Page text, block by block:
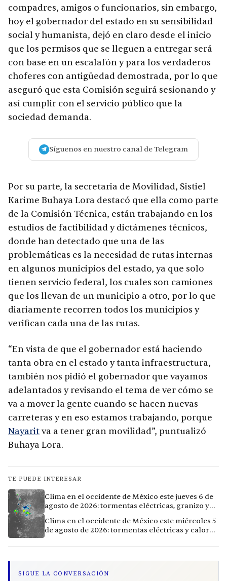
compadres, amigos o funcionarios, sin embargo,
hoy el gobernador del estado en su sensibilidad
social y humanista, dejó en claro desde el inicio
que los permisos que se lleguen a entregar será
con base en un escalafón y para los verdaderos
choferes con antigüedad demostrada, por lo que
aseguró que esta Comisión seguirá sesionando y
así cumplir con el servicio público que la
sociedad demanda.
Síguenos en nuestro canal de Telegram
Por su parte, la secretaria de Movilidad, Sistiel
Karime Buhaya Lora destacó que ella como parte
de la Comisión Técnica, están trabajando en los
estudios de factibilidad y dictámenes técnicos,
donde han detectado que una de las
problemáticas es la necesidad de rutas internas
en algunos municipios del estado, ya que solo
tienen servicio federal, los cuales son camiones
que los llevan de un municipio a otro, por lo que
diariamente recorren todos los municipios y
verifican cada una de las rutas.
“En vista de que el gobernador está haciendo
tanta obra en el estado y tanta infraestructura,
también nos pidió el gobernador que vayamos
adelantados y revisando el tema de ver cómo se
va a mover la gente cuando se hacen nuevas
carreteras y en eso estamos trabajando, porque
Nayaritva a tener gran movilidad”, puntualizó
Buhaya Lora.
TE PUEDE INTERESAR
Clima en el occidente de México este jueves 6 de
agosto de 2026: tormentas eléctricas, granizo y
Clima en el occidente de México este miércoles 5
de agosto de 2026: tormentas eléctricas y calor
SIGUE LA CONVERSACIÓN